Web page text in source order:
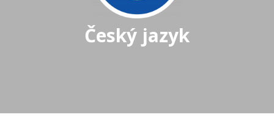
Český jazyk